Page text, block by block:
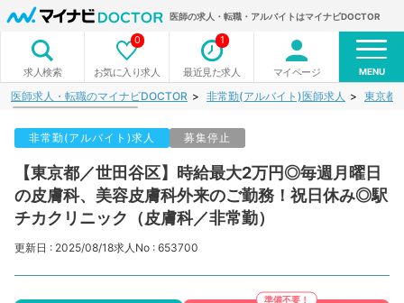
医師の求人・転職・アルバイトはマイナビDOCTOR
求人検索 お気に入り求人
0
最近見た求人
1
マイページ MENU
医師求人・転職のマイナビDOCTOR 非常勤(アルバイト)医師求人 東京都
非常勤(アルバイト)求人 募集停止
【東京都／世田谷区】時給最大2万円◎毎週月曜日
の皮膚科、美容皮膚科外来のご勤務！祝日休み◎駅
チカクリニック（皮膚科／非常勤）
更新日 : 2025/08/18求人No : 653700